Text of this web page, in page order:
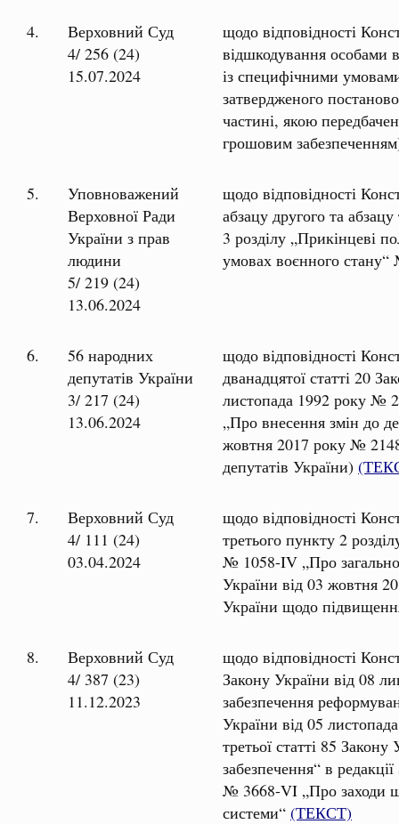
4.
Верховний Суд
4/ 256 (24)
15.07.2024
щодо відповідності
відшкодування особами
із специфічними
затвердженого
частині, якою
грошовим
5.
Уповноважений
Верховної Ради
України з прав
людини
5/ 219 (24)
13.06.2024
щодо відповідності
абзацу другого та
3 розділу „Прикінцеві
умовах воєнного
6.
56 народних
депутатів України
3/ 217 (24)
13.06.2024
щодо відповідності
дванадцятої статті 20
листопада 1992 року №
„Про внесення змін до
жовтня 2017 року №
депутатів України)
7.
Верховний Суд
4/ 111 (24)
03.04.2024
щодо відповідності
третього пункту 2
№ 1058-IV „Про
України від 03 жовтня
України щодо
8.
Верховний Суд
4/ 387 (23)
11.12.2023
щодо відповідності
Закону України від 08
забезпечення
України від 05
третьої статті 85
забезпечення“ в
№ 3668-VI „Про заходи
системи“ (ТЕКСТ)